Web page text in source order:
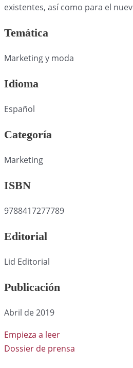
existentes, así como para el
Temática
Marketing y moda
Idioma
Español
Categoría
Marketing
ISBN
9788417277789
Editorial
Lid Editorial
Publicación
Abril de 2019
Empieza a leer
Dossier de prensa